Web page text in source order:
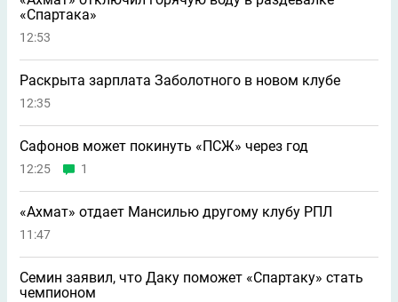
«Спартака»
12:53
Раскрыта зарплата Заболотного в новом клубе
12:35
Сафонов может покинуть «ПСЖ» через год
12:25 1
«Ахмат» отдает Мансилью другому клубу РПЛ
11:47
Семин заявил, что Даку поможет «Спартаку» стать
чемпионом